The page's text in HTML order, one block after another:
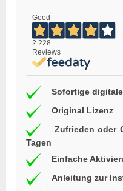
Good
2.228
Reviews
Sofortige
Original Lizenz
Zufrieden oder
Tagen
Einfache
Anleitung zur